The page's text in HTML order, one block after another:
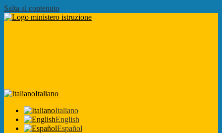
Salta al contenuto
Italiano
Italiano
English
Español